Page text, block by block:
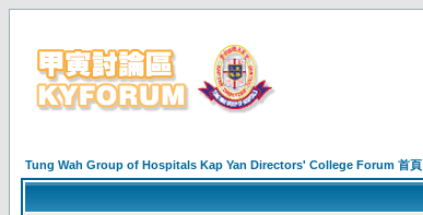
Tung Wah Group of Hospitals Kap Yan Directors' College Forum 首頁